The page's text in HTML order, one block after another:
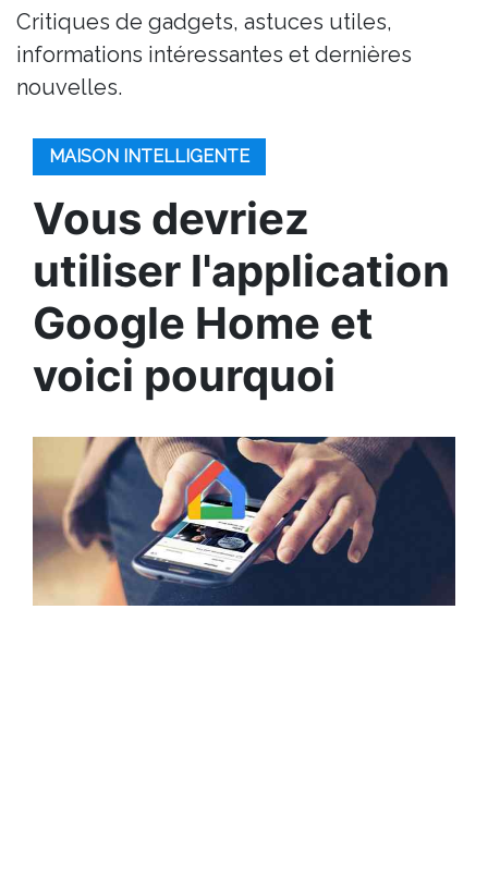
Critiques de gadgets, astuces utiles,
informations intéressantes et dernières
nouvelles.
MAISON INTELLIGENTE
Vous devriez
utiliser l'application
Google Home et
voici pourquoi